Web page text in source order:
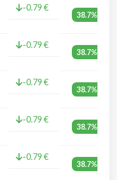
-0.79 €
38.7%
-0.79 €
38.7%
-0.79 €
38.7%
-0.79 €
38.7%
-0.79 €
38.7%